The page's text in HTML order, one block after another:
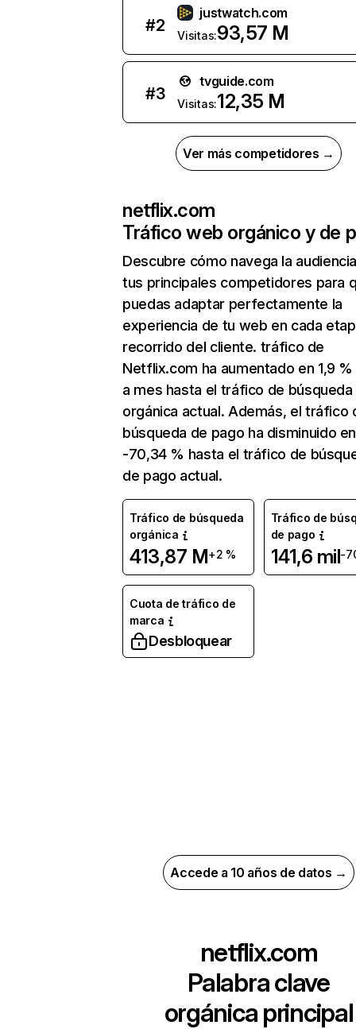
#2
justwatch.com
Visitas:93,57 M
#3
tvguide.com
Visitas:12,35 M
Ver más competidores →
netflix.com
Tráfico web orgánico y de
Descubre cómo navega la
tus principales competidores para
puedas adaptar perfectamente la
experiencia de tu web en cada
recorrido del cliente. tráfico de
Netflix.com ha aumentado en 1,9
a mes hasta el tráfico de búsqueda
orgánica actual. Además, el tráfico
búsqueda de pago ha disminuido en
-70,34 % hasta el tráfico de
de pago actual.
Tráfico de búsqueda
orgánica
413,87 M+2 %
Tráfico de
de pago
141,6 mil-
Cuota de tráfico de
marca
Desbloquear
Accede a 10 años de datos →
netflix.com
Palabra clave
orgánica principal